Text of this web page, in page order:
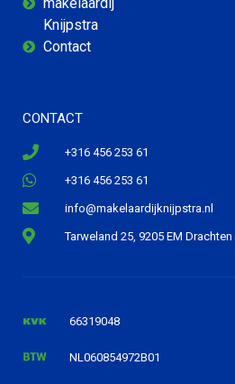
Knijpstra
Contact
CONTACT
+316 456 253 61
+316 456 253 61
info@makelaardijknijpstra.nl
Tarweland 25, 9205 EM Drachten
66319048
NL060854972B01